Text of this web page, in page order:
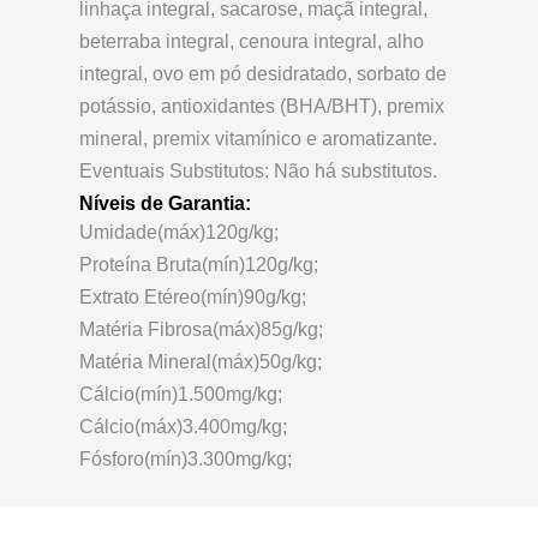
linhaça integral, sacarose, maçã integral,
beterraba integral, cenoura integral, alho
integral, ovo em pó desidratado, sorbato de
potássio, antioxidantes (BHA/BHT), premix
mineral, premix vitamínico e aromatizante.
Eventuais Substitutos: Não há substitutos.
Níveis de Garantia:
Umidade(máx)120g/kg;
Proteína Bruta(mín)120g/kg;
Extrato Etéreo(mín)90g/kg;
Matéria Fibrosa(máx)85g/kg;
Matéria Mineral(máx)50g/kg;
Cálcio(mín)1.500mg/kg;
Cálcio(máx)3.400mg/kg;
Fósforo(mín)3.300mg/kg;